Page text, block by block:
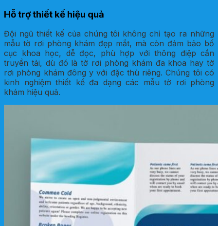
Hỗ trợ thiết kế hiệu quả
Đội ngũ thiết kế của chúng tôi không chỉ tạo ra những
mẫu tờ rơi phòng khám đẹp mắt, mà còn đảm bảo bố
cục khoa học, dễ đọc, phù hợp với thông điệp cần
truyền tải, dù đó là tờ rơi phòng khám đa khoa hay tờ
rơi phòng khám đông y với đặc thù riêng. Chúng tôi có
kinh nghiệm thiết kế đa dạng các mẫu tờ rơi phòng
khám hiệu quả.